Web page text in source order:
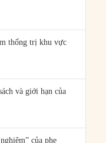
thống trị khu vực
và giới hạn của
của phe